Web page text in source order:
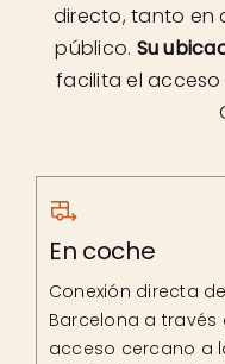
directo, tanto en
público. Su
facilita el
En coche
Conexión directa
Barcelona a través
acceso cercano a